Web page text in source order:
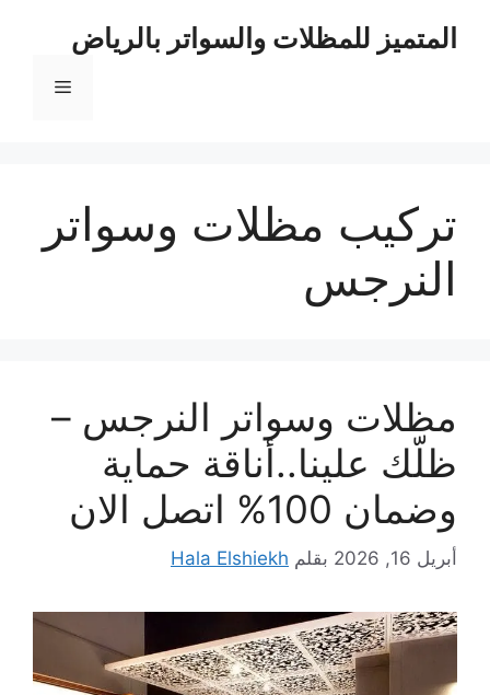
المتميز للمظلات والسواتر بالرياض
القائمة
تركيب مظلات وسواتر
النرجس
مظلات وسواتر النرجس –
ظلّك علينا..أناقة حماية
وضمان 100% اتصل الان
أبريل 16, 2026 بقلم Hala Elshiekh